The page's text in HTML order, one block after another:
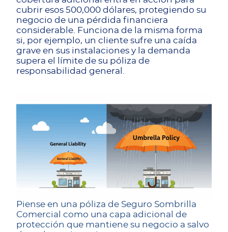
cubrir esos 500,000 dólares, protegiendo su
negocio de una pérdida financiera
considerable. Funciona de la misma forma
si, por ejemplo, un cliente sufre una caída
grave en sus instalaciones y la demanda
supera el límite de su póliza de
responsabilidad general.
Piense en una póliza de Seguro Sombrilla
Comercial como una capa adicional de
protección que mantiene su negocio a salvo